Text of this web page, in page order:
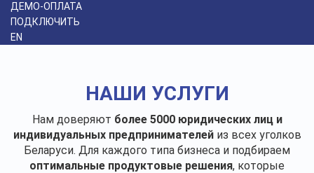
ДЕМО-ОПЛАТА
ПОДКЛЮЧИТЬ
EN
НАШИ УСЛУГИ
Нам доверяют более 5000 юридических лиц и
индивидуальных предпринимателейиз всех уголков
Беларуси. Для каждого типа бизнеса и подбираем
оптимальные продуктовые решения, которые